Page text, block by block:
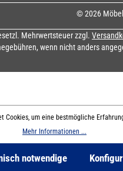
© 2026
Mehrwertsteuer zzgl.
wenn nicht anders
Cookies, um eine bestmögliche
Mehr Informationen ...
notwendige